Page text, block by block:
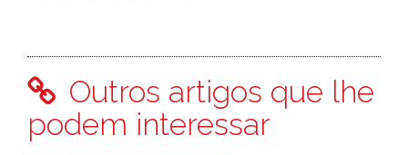
Outros artigos que lhe
podem interessar